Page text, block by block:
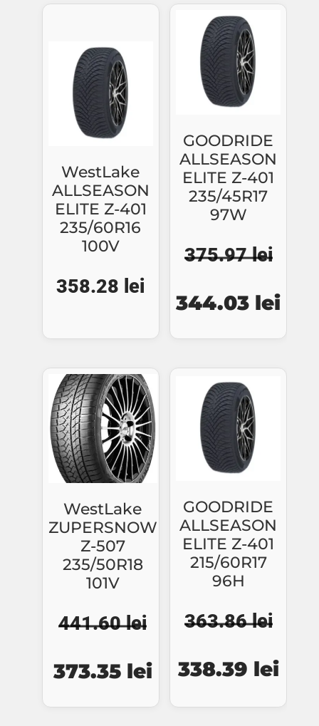
fost:
268.44 lei.
fost:
405.58 lei.
WestLake
ALLSEASON
ELITE Z-401
235/60R16
100V
358.28 lei
GOODRIDE
ALLSEASON
ELITE Z-401
235/45R17
97W
375.97lei
inițial
a
fost:
375.97 lei.
344.03 lei
WestLake
ZUPERSNOW
Z-507
235/50R18
101V
441.60lei
inițial
a
373.35 lei
curent
este:
GOODRIDE
ALLSEASON
ELITE Z-401
215/60R17
96H
363.86lei
inițial
a
338.39 lei